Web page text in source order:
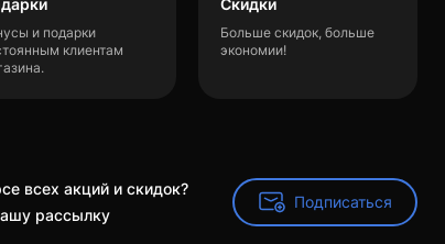
и подарки
клиентам
Скидки
Больше скидок, больше
экономии!
всех акций и скидок?
рассылку
Подписаться
Подписаться